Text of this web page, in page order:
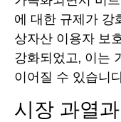
에 대한 규제가 강
상자산 이용자 보
강화되었고, 이는
이어질 수 있습니
시장 과열